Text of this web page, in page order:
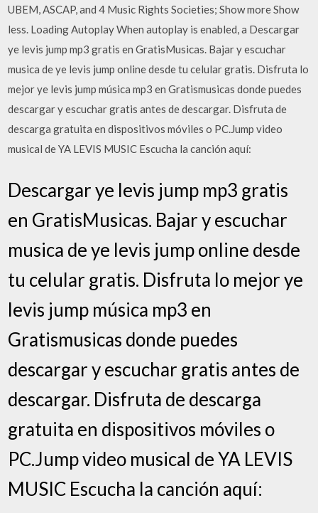
UBEM, ASCAP, and 4 Music Rights Societies; Show more Show
less. Loading Autoplay When autoplay is enabled, a Descargar
ye levis jump mp3 gratis en GratisMusicas. Bajar y escuchar
musica de ye levis jump online desde tu celular gratis. Disfruta lo
mejor ye levis jump música mp3 en Gratismusicas donde puedes
descargar y escuchar gratis antes de descargar. Disfruta de
descarga gratuita en dispositivos móviles o PC.Jump video
musical de YA LEVIS MUSIC Escucha la canción aquí:
Descargar ye levis jump mp3 gratis
en GratisMusicas. Bajar y escuchar
musica de ye levis jump online desde
tu celular gratis. Disfruta lo mejor ye
levis jump música mp3 en
Gratismusicas donde puedes
descargar y escuchar gratis antes de
descargar. Disfruta de descarga
gratuita en dispositivos móviles o
PC.Jump video musical de YA LEVIS
MUSIC Escucha la canción aquí: